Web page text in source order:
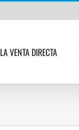
LA VENTA DIRECTA